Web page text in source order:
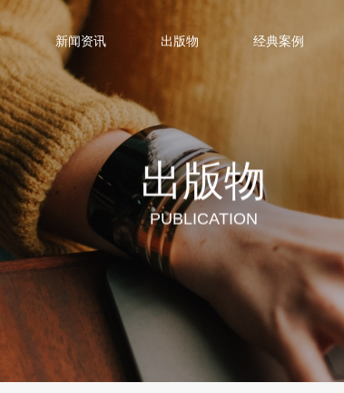
新闻资讯 出版物 经典案例
出版物
PUBLICATION